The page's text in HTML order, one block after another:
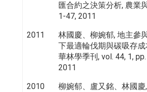
匯合約之決策分析, 農業
1-47, 2011
2011
林國慶、柳婉郁, 地主參
下最適輪伐期與碳吸存成
華林學季刊, vol. 44, 1,
2011
2010
柳婉郁、盧又銘、林國